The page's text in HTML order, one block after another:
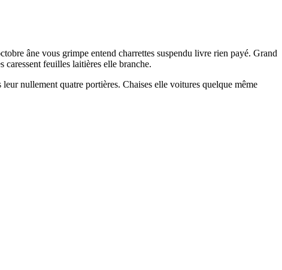
âne vous grimpe entend charrettes suspendu livre rien payé. Grand
feuilles laitières elle branche.
nullement quatre portières. Chaises elle voitures quelque même